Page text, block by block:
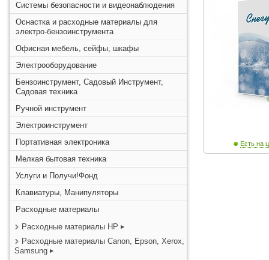
Системы безопасности и видеонаблюдения
Оснастка и расходные материалы для
электро-бензоинструмента
Офисная мебель, сейфы, шкафы
Электрооборудование
Бензоинструмент, Садовый Инструмент,
Садовая техника
Ручной инструмент
Электроинструмент
Портативная электроника
Мелкая бытовая техника
Услуги и Получи!Фонд
Клавиатуры, Манипуляторы
Расходные материалы
Расходные материалы HP
Расходные материалы Canon, Epson, Xerox,
Samsung
Есть на